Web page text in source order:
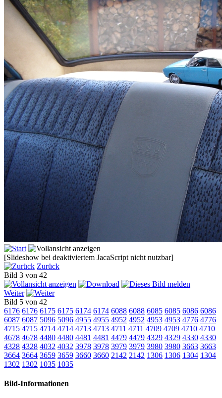
[Slideshow bei deaktiviertem JacaScript nicht nutzbar]
Zurück
Bild 3 von 42
Weiter
Bild 5 von 42
6176 6176 6175 6175 6174 6174 6088 6088 6085 6085 6086 6086
6087 6087 5096 5096 4955 4955 4952 4952 4953 4953 4776 4776
4715 4715 4714 4714 4713 4713 4711 4711 4709 4709 4710 4710
4678 4678 4480 4480 4481 4481 4479 4479 4329 4329 4330 4330
4328 4328 4032 4032 3978 3978 3979 3979 3980 3980 3663 3663
3664 3664 3659 3659 3660 3660 2142 2142 1306 1306 1304 1304
1302 1302 1035 1035
Bild-Informationen